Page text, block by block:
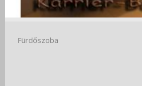
Fürdőszoba